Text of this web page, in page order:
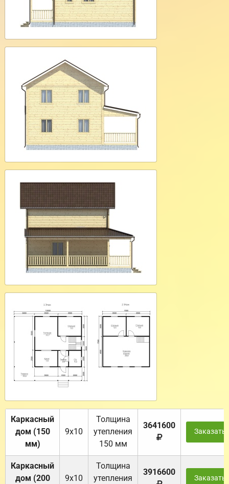
Каркасный
дом (150
мм)
9х10
Толщина
утепления
150 мм
3641600
Заказать
Каркасный
дом (200
9х10
Толщина
утепления
3916600
Заказать